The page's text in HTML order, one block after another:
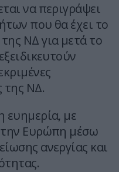
να περιγράψει
που θα έχει το
ΝΔ για μετά το
της ΝΔ.
ευημερία, με
την Ευρώπη μέσω
ανεργίας και